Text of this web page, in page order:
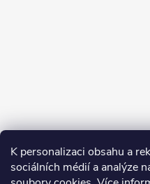
K personalizaci obsahu a
sociálních médií a analýze